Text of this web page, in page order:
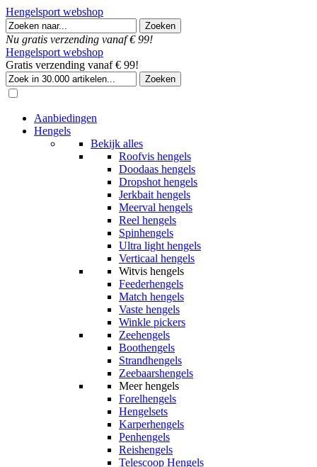
Hengelsport webshop
Nu gratis verzending vanaf € 99!
Hengelsport webshop
Gratis verzending vanaf € 99!
Aanbiedingen
Hengels
Bekijk alles
Roofvis hengels
Doodaas hengels
Dropshot hengels
Jerkbait hengels
Meerval hengels
Reel hengels
Spinhengels
Ultra light hengels
Verticaal hengels
Witvis hengels
Feederhengels
Match hengels
Vaste hengels
Winkle pickers
Zeehengels
Boothengels
Strandhengels
Zeebaarshengels
Meer hengels
Forelhengels
Hengelsets
Karperhengels
Penhengels
Reishengels
Telescoop Hengels